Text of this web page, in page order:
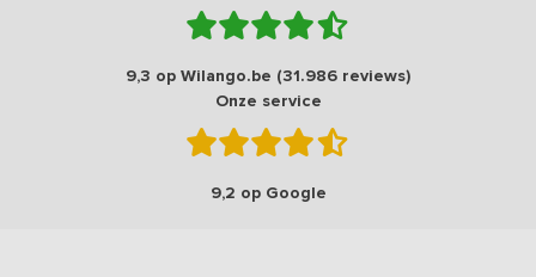
9,3 op Wilango.be (31.986 reviews)
Onze service
9,2 op Google